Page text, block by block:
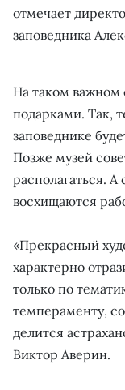
отмечает
заповедника
На таком важном
подарками. Так,
заповеднике
Позже музей
располагаться. А
восхищаются
«Прекрасный
характерно
только по
темпераменту,
делится
Виктор Аверин.